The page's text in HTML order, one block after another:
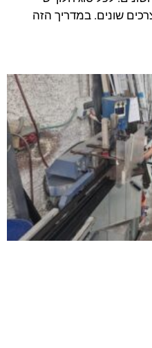
כך תתאימו אותם לחלל
פונקציונלי, אלא גם אלמנט
חלל. בשנים האחרונות
מועדפת בזכות העמידות